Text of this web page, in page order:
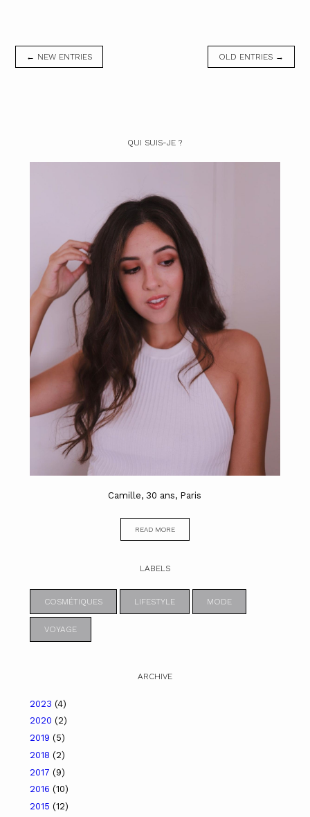
← NEW ENTRIES OLD ENTRIES →
QUI SUIS-JE ?
Camille, 30 ans, Paris
READ MORE
LABELS
COSMÉTIQUES LIFESTYLE MODE
VOYAGE
ARCHIVE
2023 (4)
2020 (2)
2019 (5)
2018 (2)
2017 (9)
2016 (10)
2015 (12)